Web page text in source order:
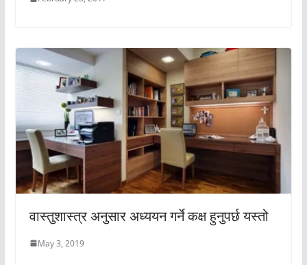
वास्तुशास्त्र अनुसार अध्ययन गर्ने कक्ष हुनुपर्छ यस्तो
May 3, 2019